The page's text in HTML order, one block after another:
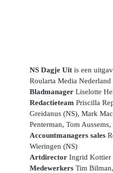
NS Dagje Uit is een
Bladmanager
Redactieteam Priscilla
Greidanus (NS), Mark
Accountmanagers sales
Artdirector
Medewerkers Tim